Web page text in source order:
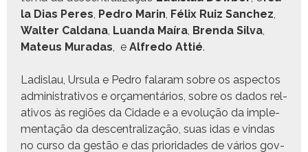
la Dias Peres, Pedro Marin, Félix Ruiz Sanchez,
Wal­ter Cal­dana, Luan­da Maíra, Bren­da Sil­va,
Mateus Muradas, e Alfre­do Attié.
Ladis­lau, Ursu­la e Pedro falaram sobre os aspec­tos
admin­is­tra­tivos e orça­men­tários, sobre os dados rel­
a­tivos às regiões da Cidade e a evolução da imple­
men­tação da descen­tral­iza­ção, suas idas e vin­das
no cur­so da gestão e das pri­or­i­dades de vários gov­